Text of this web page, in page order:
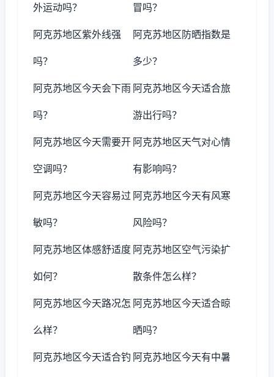
外运动吗？ 冒吗？
阿克苏地区紫外线强
吗？
阿克苏地区防晒指数是
多少？
阿克苏地区今天会下雨
吗？
阿克苏地区今天适合旅
游出行吗？
阿克苏地区今天需要开
空调吗？
阿克苏地区天气对心情
有影响吗？
阿克苏地区今天容易过
敏吗？
阿克苏地区今天有风寒
风险吗？
阿克苏地区体感舒适度
如何？
阿克苏地区空气污染扩
散条件怎么样？
阿克苏地区今天路况怎
么样？
阿克苏地区今天适合晾
晒吗？
阿克苏地区今天适合钓 阿克苏地区今天有中暑